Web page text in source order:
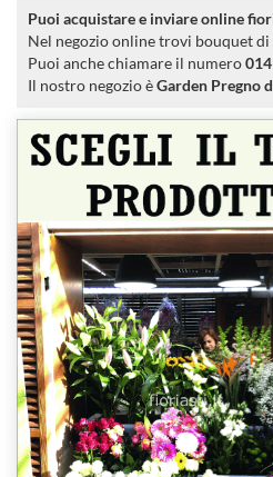
Puoi acquistare e inviare online
Nel negozio online trovi bouquet
Puoi anche chiamare il numero
Il nostro negozio èGarden Pregno